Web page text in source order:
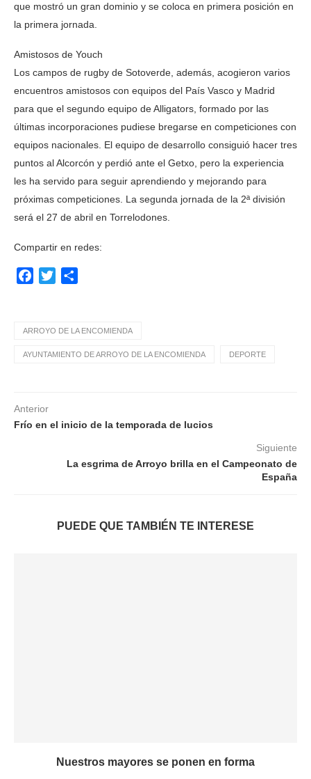
que mostró un gran dominio y se coloca en primera posición en
la primera jornada.
Amistosos de Youch
Los campos de rugby de Sotoverde, además, acogieron varios
encuentros amistosos con equipos del País Vasco y Madrid
para que el segundo equipo de Alligators, formado por las
últimas incorporaciones pudiese bregarse en competiciones con
equipos nacionales. El equipo de desarrollo consiguió hacer tres
puntos al Alcorcón y perdió ante el Getxo, pero la experiencia
les ha servido para seguir aprendiendo y mejorando para
próximas competiciones. La segunda jornada de la 2ª división
será el 27 de abril en Torrelodones.
Compartir en redes:
Facebook
Twitter
ARROYO DE LA ENCOMIENDA
AYUNTAMIENTO DE ARROYO DE LA ENCOMIENDA DEPORTE
Anterior
Frío en el inicio de la temporada de lucios
Siguiente
La esgrima de Arroyo brilla en el Campeonato de
España
PUEDE QUE TAMBIÉN TE INTERESE
Nuestros mayores se ponen en forma